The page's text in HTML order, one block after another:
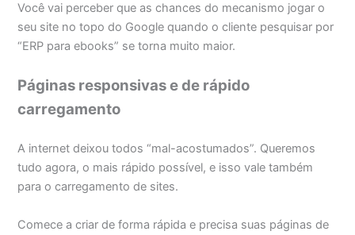
Você vai perceber que as chances do mecanismo jogar o
seu site no topo do Google quando o cliente pesquisar por
“ERP para ebooks” se torna muito maior.
Páginas responsivas e de rápido
carregamento
A internet deixou todos “mal-acostumados”. Queremos
tudo agora, o mais rápido possível, e isso vale também
para o carregamento de sites.
Comece a criar de forma rápida e precisa suas páginas de